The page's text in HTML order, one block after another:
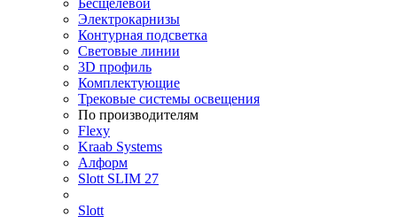
Бесщелевой
Электрокарнизы
Контурная подсветка
Световые линии
3D профиль
Комплектующие
Трековые системы освещения
По производителям
Flexy
Kraab Systems
Алформ
Slott SLIM 27
Slott